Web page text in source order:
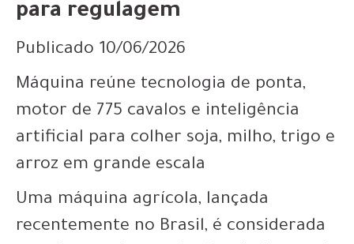
para regulagem
Publicado 10/06/2026
Máquina reúne tecnologia de ponta,
motor de 775 cavalos e inteligência
artificial para colher soja, milho, trigo e
arroz em grande escala
Uma máquina agrícola, lançada
recentemente no Brasil, é considerada